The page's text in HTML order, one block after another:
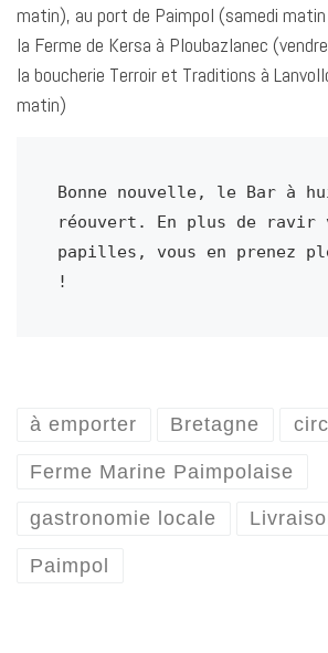
matin), au port de Paimpol (samedi
la Ferme de Kersa à Ploubazlanec
la boucherie Terroir et Traditions à
matin)
Bonne nouvelle, le Bar à
réouvert. En plus de ravir
papilles, vous en prenez
!
à emporter Bretagne
Ferme Marine Paimpolaise
gastronomie locale
Paimpol